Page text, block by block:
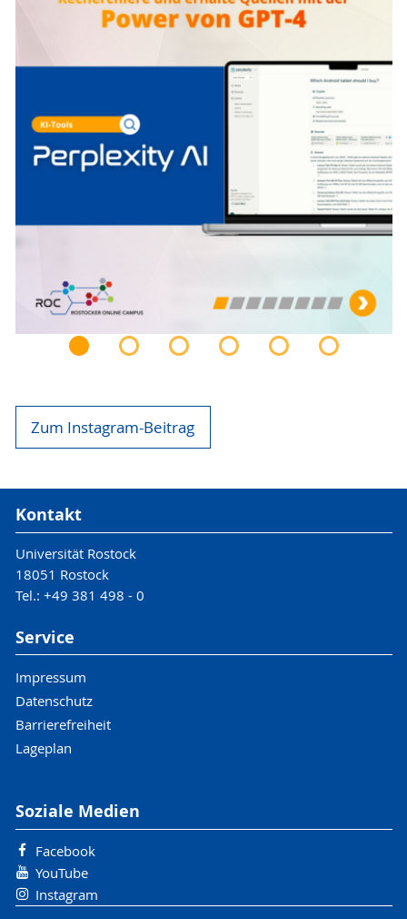
Zum Instagram-Beitrag
Kontakt
Universität Rostock
18051 Rostock
Tel.: +49 381 498 - 0
Service
Impressum
Datenschutz
Barrierefreiheit
Lageplan
Soziale Medien
Facebook
YouTube
Instagram